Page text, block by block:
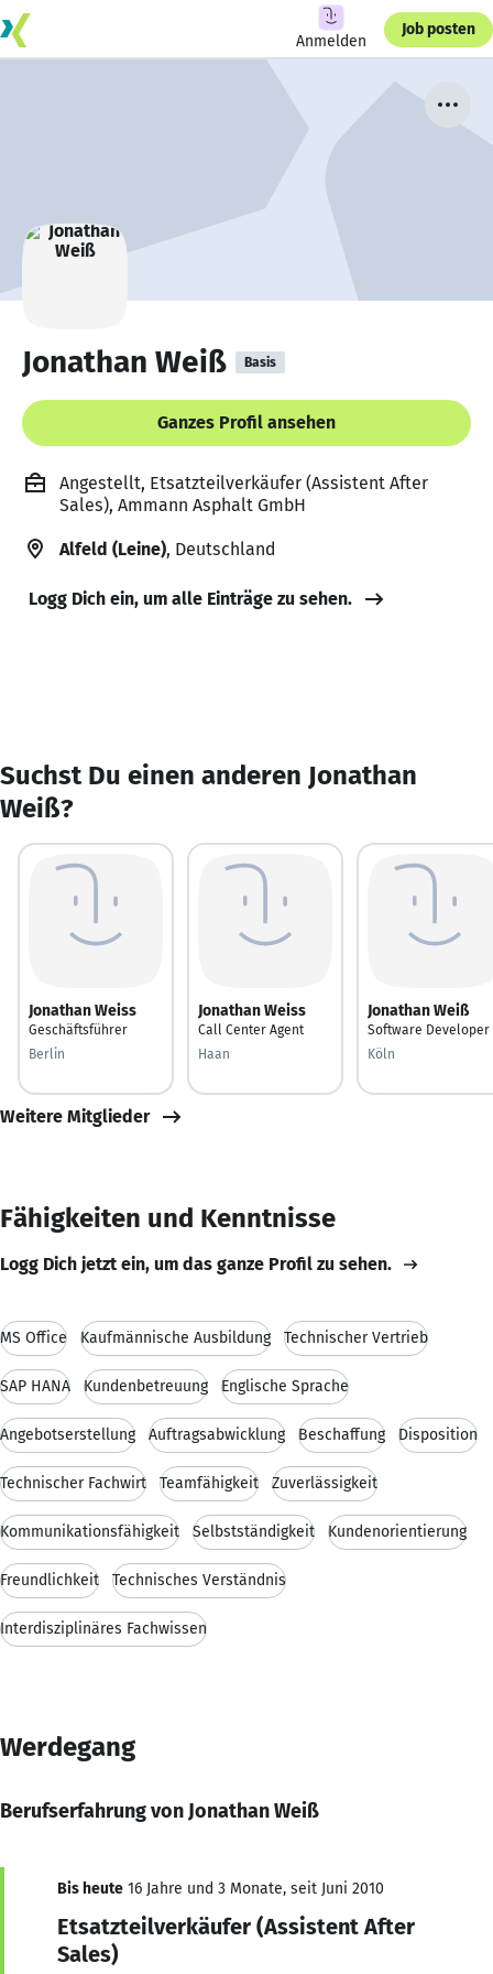
Anmelden
Job posten
Jonathan Weiß Basis
Ganzes Profil ansehen
Angestellt, Etsatzteilverkäufer (Assistent After
Sales), Ammann Asphalt GmbH
Alfeld (Leine), Deutschland
Logg Dich ein, um alle Einträge zu sehen.
Suchst Du einen anderen Jonathan
Weiß?
Jonathan Weiss
Geschäftsführer
Berlin
Jonathan Weiss
Call Center Agent
Haan
Jonathan Weiß
Software Developer
Köln
Weitere Mitglieder
Fähigkeiten und Kenntnisse
Logg Dich jetzt ein, um das ganze Profil zu sehen.
MS Office Kaufmännische Ausbildung Technischer Vertrieb
SAP HANA Kundenbetreuung Englische Sprache
Angebotserstellung Auftragsabwicklung Beschaffung Disposition
Technischer Fachwirt Teamfähigkeit Zuverlässigkeit
Kommunikationsfähigkeit Selbstständigkeit Kundenorientierung
Freundlichkeit Technisches Verständnis
Interdisziplinäres Fachwissen
Werdegang
Berufserfahrung von Jonathan Weiß
Bis heute 16 Jahre und 3 Monate, seit Juni 2010
Etsatzteilverkäufer (Assistent After
Sales)